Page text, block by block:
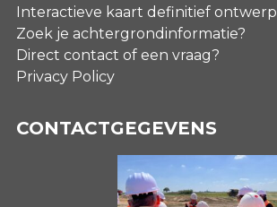
Interactieve kaart definitief ontwerp
Zoek je achtergrondinformatie?
Direct contact of een vraag?
Privacy Policy
CONTACTGEGEVENS